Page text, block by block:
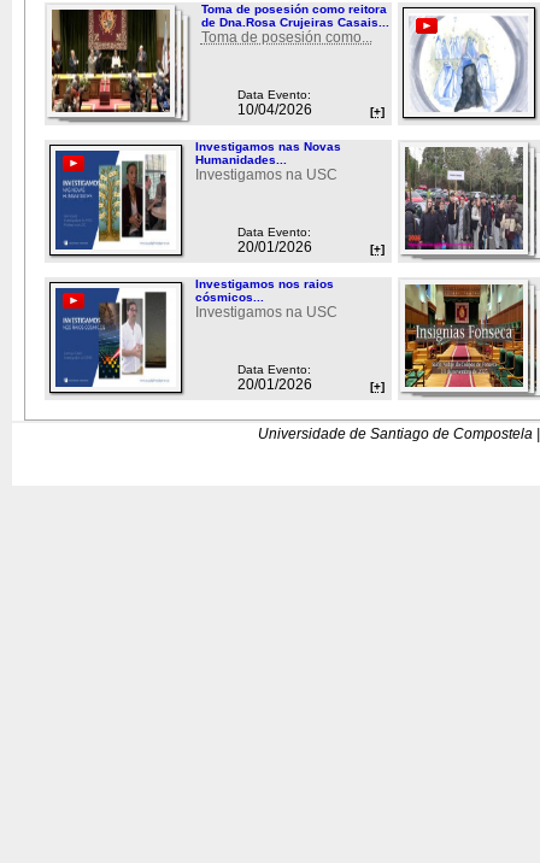
Toma de posesión como reitora
de Dna.Rosa Crujeiras Casais...
Toma de posesión como...
Data Evento:
10/04/2026 [+]
Investigamos nas Novas
Humanidades...
Investigamos na USC
Data Evento:
20/01/2026 [+]
Investigamos nos raios
cósmicos...
Investigamos na USC
Data Evento:
20/01/2026 [+]
Universidade de Santiago de